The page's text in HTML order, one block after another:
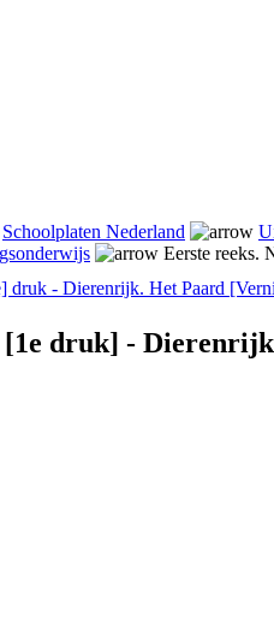
Schoolplaten Nederland
Eerste reeks.
druk - Dierenrijk. Het Paard
[1e druk] -